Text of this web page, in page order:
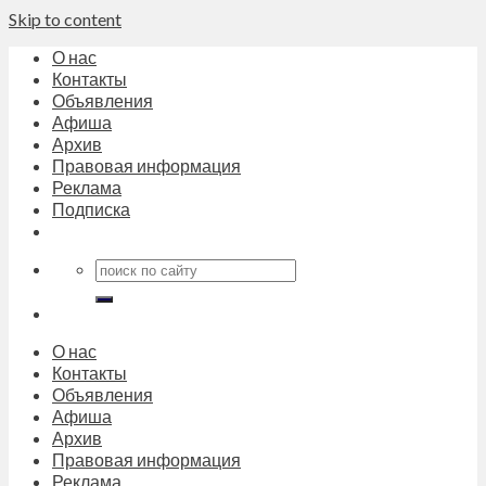
Skip to content
О нас
Контакты
Объявления
Афиша
Архив
Правовая информация
Реклама
Подписка
О нас
Контакты
Объявления
Афиша
Архив
Правовая информация
Реклама